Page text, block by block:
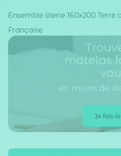
Ensemble literie 160x200 Terre
Française
matelas
en moins de
Je fais